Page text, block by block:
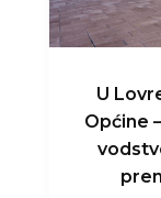
U
Općine